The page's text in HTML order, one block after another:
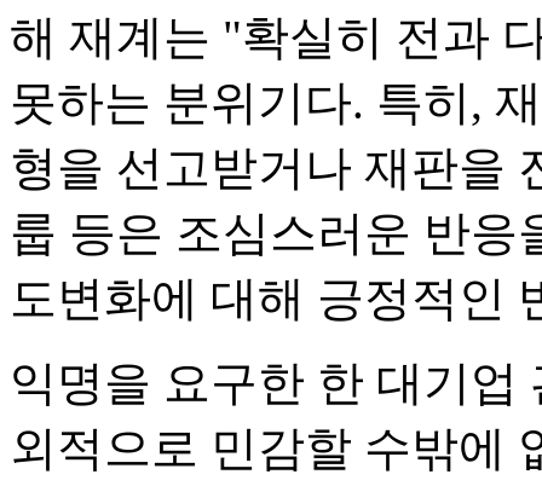
해 재계는 "확실히 전과
못하는 분위기다. 특히,
형을 선고받거나 재판을
룹 등은 조심스러운 반응
도변화에 대해 긍정적인
익명을 요구한 한 대기
외적으로 민감할 수밖에